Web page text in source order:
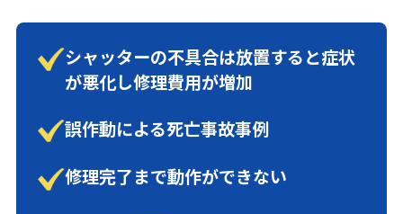
シャッターの不具合は放置すると症状
が悪化し修理費用が増加
誤作動による死亡事故事例
修理完了まで動作ができない